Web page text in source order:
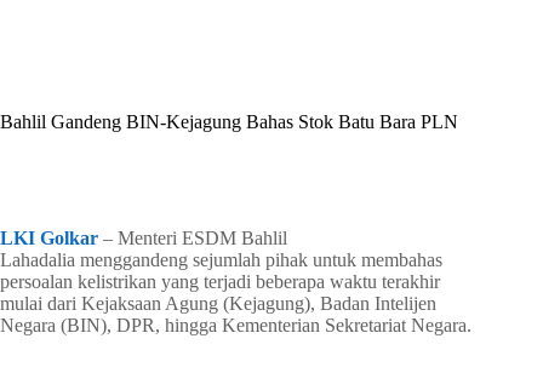
Bahlil Gandeng BIN-Kejagung Bahas Stok Batu Bara PLN
LKI Golkar – Menteri ESDM Bahlil
Lahadalia menggandeng sejumlah pihak untuk membahas
persoalan kelistrikan yang terjadi beberapa waktu terakhir
mulai dari Kejaksaan Agung (Kejagung), Badan Intelijen
Negara (BIN), DPR, hingga Kementerian Sekretariat Negara.